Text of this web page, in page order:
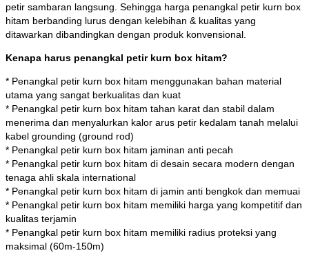
petir sambaran langsung. Sehingga harga penangkal petir kurn box
hitam berbanding lurus dengan kelebihan & kualitas yang
ditawarkan dibandingkan dengan produk konvensional.
Kenapa harus penangkal petir kurn box hitam?
* Penangkal petir kurn box hitam menggunakan bahan material
utama yang sangat berkualitas dan kuat
* Penangkal petir kurn box hitam tahan karat dan stabil dalam
menerima dan menyalurkan kalor arus petir kedalam tanah melalui
kabel grounding (ground rod)
* Penangkal petir kurn box hitam jaminan anti pecah
* Penangkal petir kurn box hitam di desain secara modern dengan
tenaga ahli skala international
* Penangkal petir kurn box hitam di jamin anti bengkok dan memuai
* Penangkal petir kurn box hitam memiliki harga yang kompetitif dan
kualitas terjamin
* Penangkal petir kurn box hitam memiliki radius proteksi yang
maksimal (60m-150m)